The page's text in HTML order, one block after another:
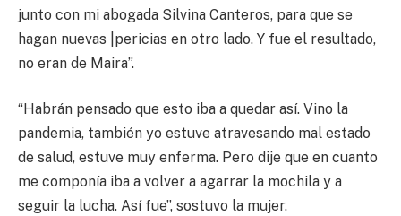
junto con mi abogada Silvina Canteros, para que se
hagan nuevas |pericias en otro lado. Y fue el resultado,
no eran de Maira”.
“Habrán pensado que esto iba a quedar así. Vino la
pandemia, también yo estuve atravesando mal estado
de salud, estuve muy enferma. Pero dije que en cuanto
me componía iba a volver a agarrar la mochila y a
seguir la lucha. Así fue”, sostuvo la mujer.